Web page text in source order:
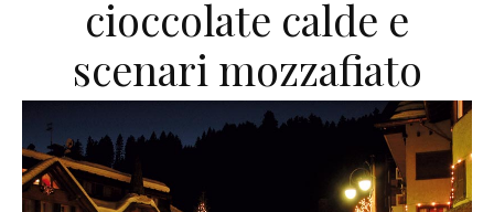
cioccolate calde e
scenari mozzafiato